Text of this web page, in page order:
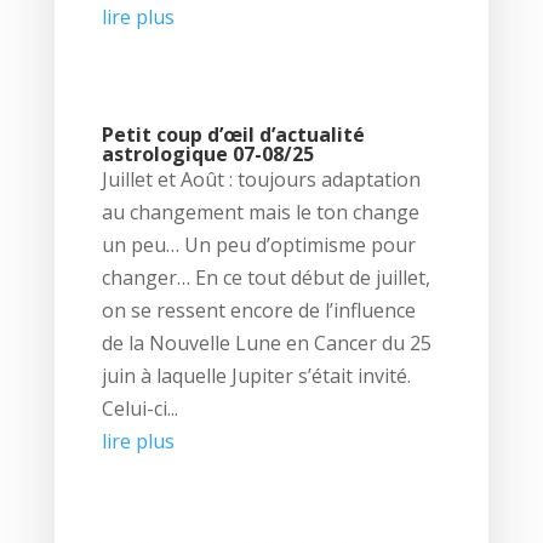
lire plus
Petit coup d’œil d’actualité
astrologique 07-08/25
Juillet et Août : toujours adaptation
au changement mais le ton change
un peu… Un peu d’optimisme pour
changer… En ce tout début de juillet,
on se ressent encore de l’influence
de la Nouvelle Lune en Cancer du 25
juin à laquelle Jupiter s’était invité.
Celui-ci...
lire plus